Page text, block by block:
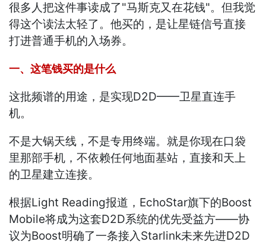
很多人把这件事读成了"马斯克又在花钱"。但我觉
得这个读法太轻了。他买的，是让星链信号直接
打进普通手机的入场券。
一、这笔钱买的是什么
这批频谱的用途，是实现D2D——卫星直连手
机。
不是大锅天线，不是专用终端。就是你现在口袋
里那部手机，不依赖任何地面基站，直接和天上
的卫星建立连接。
根据Light Reading报道，EchoStar旗下的Boost
Mobile将成为这套D2D系统的优先受益方——协
议为Boost明确了一条接入Starlink未来先进D2D